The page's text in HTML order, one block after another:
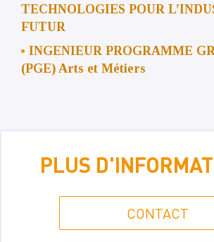
TECHNOLOGIES POUR
FUTUR
INGENIEUR PROGRAMME
(PGE) Arts et Métiers
PLUS
CONTACT